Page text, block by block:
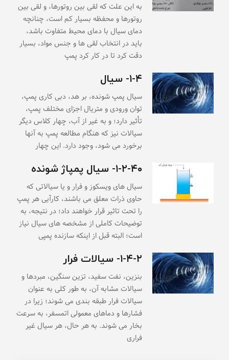
به این علت که لقی بین روتورها، و لقی بین
روتورها و محفظه بسیار کم است، چنانچه
دمای سیال با دمای محیط متفاوت باشد،
باید در انتخاب لقی ها و جنس مواد، بسیار
دقت کرد تا در کار کرد پمپ
۱-۴- سیال
سیال پمپ شونده، بر هد، دبی کاری پمپ،
توان ورودی و متریال اجزای مختلف پمپ،
تأثیر دارد؛ و به غیر از آب، چهار کلاس دیگر
سیالات نیز که هنگام مطالعه پمپ به آنها
برخورد می شود، وجود دارد. این چهار
۱-۲-۴۰- سیال پمپاژ شونده
سیال های ویسکوز و فرار و یا سیالاتی که
حاوی ذرات معلق می باشند، کارآیی هر پمپ
را تحت تاثیر قرار خواهند داد؛ در نتیجه، به
توضیحات کاملی از مشخصه های سیال نیاز
است؛ البته قبل از اینکه سازنده پمپی
۱-۴-۲- سیالات فرار
بنزین، نفت سفید، تزین سنگین، مبردها و
سیالات مشابه آن، به طور کلی به عنوان
سیالات فرار طبقه بندی می شوند؛ زیرا در
فشارها و دماهای معمولی اتمسفر، به سرعت
بخار می شوند. به هر حال، هر سیال غیر
فراری